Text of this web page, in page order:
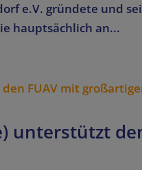
e.V. gründete und
hauptsächlich an...
unterstützt